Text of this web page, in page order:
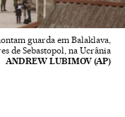
guarda em Balaklava,
de Sebastopol, na Ucrânia
ANDREW LUBIMOV (AP)